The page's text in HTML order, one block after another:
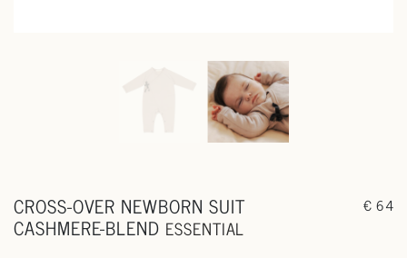
CROSS-OVER NEWBORN SUIT
CASHMERE-BLEND ESSENTIAL
€ 64